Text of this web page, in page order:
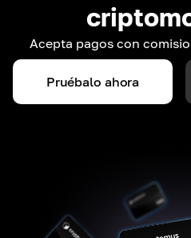
Acepta pagos con
Pruébalo ahora